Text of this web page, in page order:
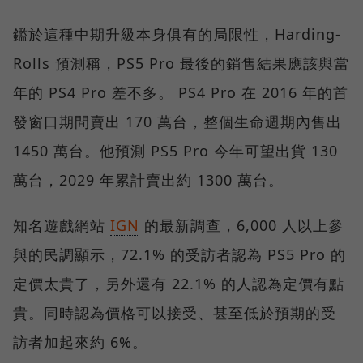
鑑於這種中期升級本身俱有的局限性，Harding-
Rolls 預測稱，PS5 Pro 最後的銷售結果應該與當
年的 PS4 Pro 差不多。 PS4 Pro 在 2016 年的首
發窗口期間賣出 170 萬台，整個生命週期內售出
1450 萬台。他預測 PS5 Pro 今年可望出貨 130
萬台，2029 年累計賣出約 1300 萬台。
知名遊戲網站 IGN 的最新調查，6,000 人以上參
與的民調顯示，72.1% 的受訪者認為 PS5 Pro 的
定價太貴了，另外還有 22.1% 的人認為定價有點
貴。同時認為價格可以接受、甚至低於預期的受
訪者加起來約 6%。